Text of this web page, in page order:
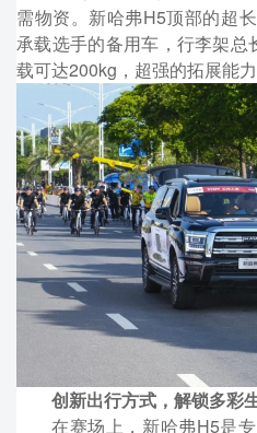
需物资。新哈弗H5顶部的超
承载选手的备用车，行李架
载可达200kg，超强的拓展能
创新出行方式，解锁多彩
在赛场上，新哈弗H5是